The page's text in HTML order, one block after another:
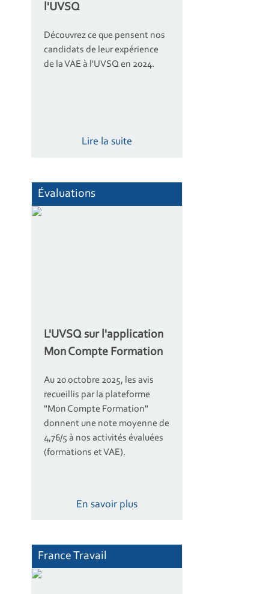
l'UVSQ
Découvrez ce que pensent nos
candidats de leur expérience
de la VAE à l'UVSQ en 2024.
Lire la suite
Évaluations
L'UVSQ sur l'application
Mon Compte Formation
Au 20 octobre 2025, les avis
recueillis par la plateforme
"Mon Compte Formation"
donnent une note moyenne de
4,76/5 à nos activités évaluées
(formations et VAE).
En savoir plus
France Travail